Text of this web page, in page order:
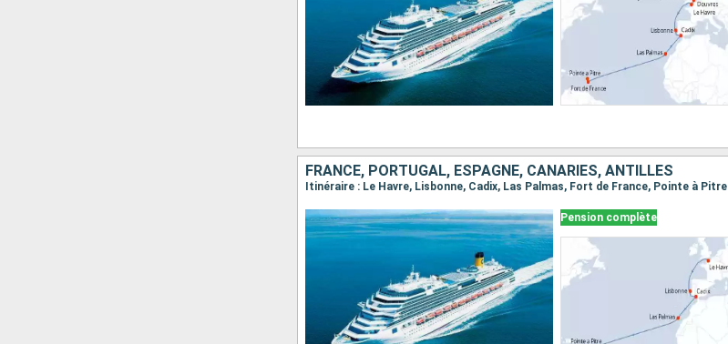
FRANCE, PORTUGAL, ESPAGNE, CANARIES, ANTILLES
Itinéraire : Le Havre, Lisbonne, Cadix, Las Palmas, Fort de France, Pointe à Pitre
Pension complète